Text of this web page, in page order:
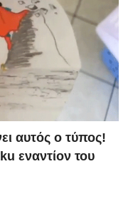
αυτός ο τύπος!
εναντίον του